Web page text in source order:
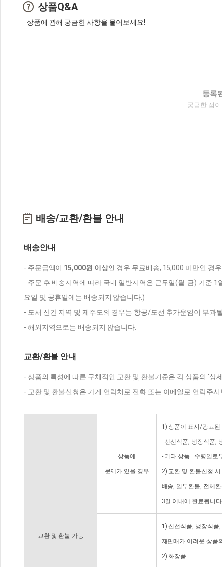
상품Q&A
상품에 관해 궁금한 사항을 물어보세요!
등록
궁금한 점
배송/교환/환불 안내
배송안내
- 주문금액이 15,000원 이상인 경우 무료배송, 15,000 미만인 경
- 주문 후 배송지역에 따라 국내 일반지역은 근무일(월-금) 기준
요일 및 공휴일에는 배송되지 않습니다.)
- 도서 산간 지역 및 제주도의 경우는 항공/도선 추가운임이 부과
- 해외지역으로는 배송되지 않습니다.
교환/환불 안내
- 상품의 특성에 따른 구체적인 교환 및 환불기준은 각 상품의 '상
- 교환 및 환불신청은 가게 연락처로 전화 또는 이메일로 연락주
교환 및 환불 가능
상품에
문제가 있을 경우
1) 상품이 표시/광고된
- 신선식품, 냉장식품,
- 기타 상품 : 수령일로
2) 교환 및 환불신청
배송, 일부환불, 전체
3일 이내에 완료됩니
1) 신선식품, 냉장식품
재판매가 어려운 상품
2) 화장품